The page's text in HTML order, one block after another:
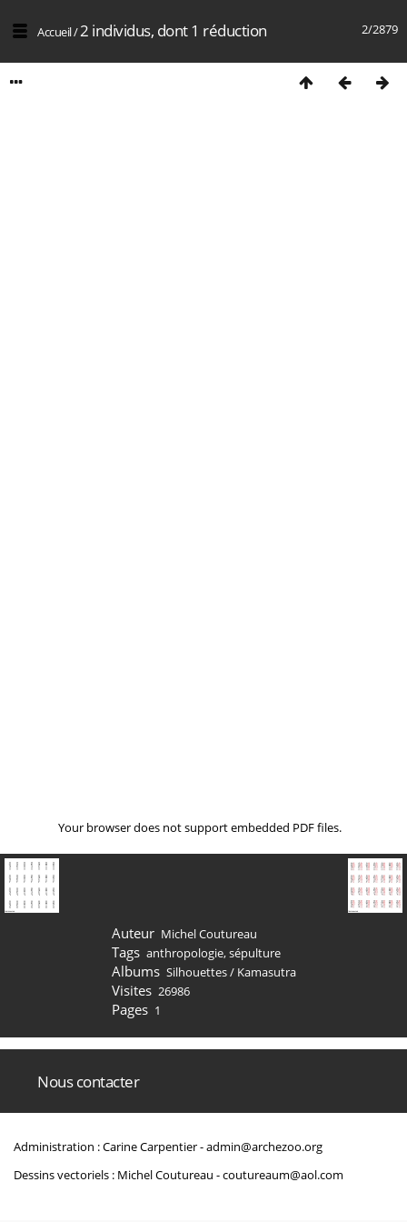
2/2879
Accueil/2 individus, dont 1 réduction
Your browser does not support embedded PDF files.
Auteur Michel Coutureau
Tags anthropologie,sépulture
Albums Silhouettes/ Kamasutra
Visites 26986
Pages 1
Nous contacter
Administration : Carine Carpentier -admin@archezoo.org
Dessins vectoriels : Michel Coutureau -coutureaum@aol.com